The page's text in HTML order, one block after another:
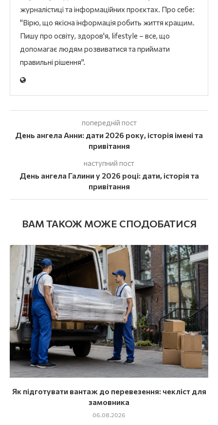
журналістиці та інформаційних проєктах. Про себе:
"Вірю, що якісна інформація робить життя кращим.
Пишу про освіту, здоров'я, lifestyle – все, що
допомагає людям розвиватися та приймати
правильні рішення".
попередній пост
День ангела Анни: дати 2026 року, історія імені та
привітання
наступний пост
День ангела Галини у 2026 році: дати, історія та
привітання
ВАМ ТАКОЖ МОЖЕ СПОДОБАТИСЯ
Як підготувати вантаж до перевезення: чекліст для
замовника
06.08.2026